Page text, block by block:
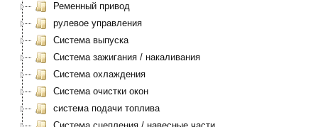
Ременный привод
рулевое управления
Система выпуска
Система зажигания / накаливания
Система охлаждения
Система очистки окон
система подачи топлива